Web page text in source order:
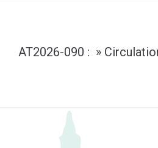
AT2026-090 : »